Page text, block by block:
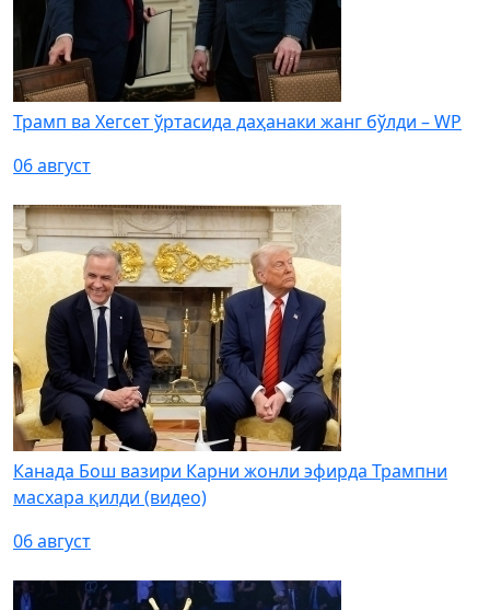
Трамп ва Хегсет ўртасида даҳанаки жанг бўлди – WP
06 август
Канада Бош вазири Карни жонли эфирда Трампни
масхара қилди (видео)
06 август